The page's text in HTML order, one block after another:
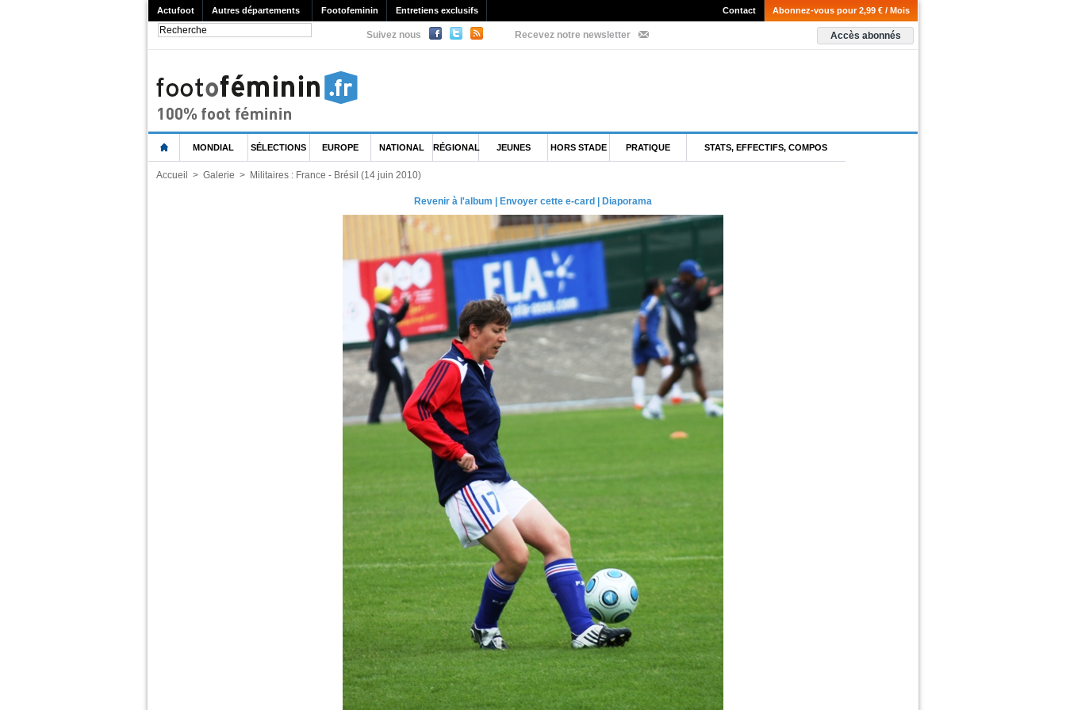
Actufoot Autres départements Footofeminin Entretiens exclusifs Abonnez-vous pour 2,99 € / Mois
Contact
Suivez nous Recevez notre newsletter Accès abonnés
MONDIAL SÉLECTIONS EUROPE NATIONAL RÉGIONAL JEUNES HORS STADE PRATIQUE STATS, EFFECTIFS, COMPOS
Accueil > Galerie > Militaires : France - Brésil (14 juin 2010)
Revenir à l'album Envoyer cette e-card Diaporama